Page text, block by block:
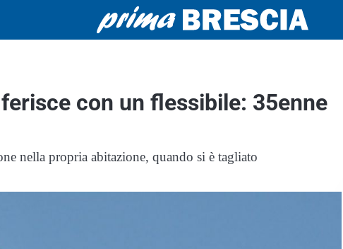
con un flessibile: 35enne
nella propria abitazione, quando si è tagliato